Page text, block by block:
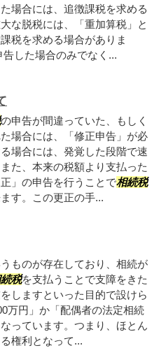
場合には、追徴課税を求める
な脱税には、「重加算税」と
税を求める場合がありま
告した場合のみでなく...
の申告が間違っていた、もしく
場合には、「修正申告」が必
場合には、発覚した段階で速
た、本来の税額より支払った
」の申告を行うことで相続税
す。この更正の手...
ものが存在しており、相続が
税を支払うことで支障をきた
しますといった目的で設けら
万円」か「配偶者の法定相続
っています。つまり、ほとん
権利となって...